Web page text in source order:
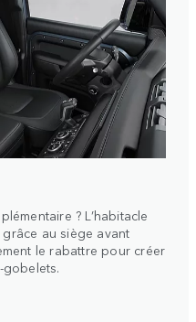
? L’habitacle
au siège avant
le rabattre pour créer